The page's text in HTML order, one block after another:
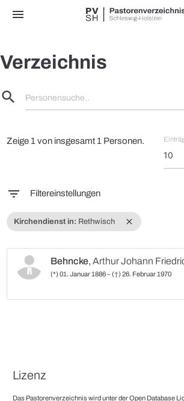
menu
Verzeichnis
search Personensuche..
Zeige 1 von insgesamt 1 Personen.
filter_list Filtereinstellungen
close
Kirchendienst in: Rethwisch
Behncke, Arthur Johann
(*) 01. Januar 1886 – (†) 26. Februar 1970
Lizenz
Das Pastorenverzeichnis wird unter der Open Database